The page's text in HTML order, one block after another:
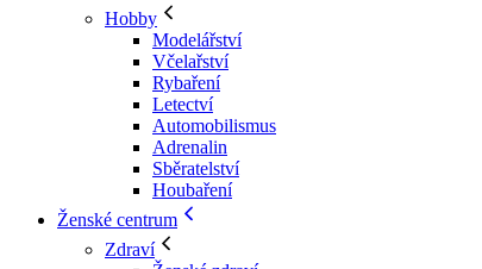
Hobby
Modelářství
Včelařství
Rybaření
Letectví
Automobilismus
Adrenalin
Sběratelství
Houbaření
Ženské centrum
Zdraví